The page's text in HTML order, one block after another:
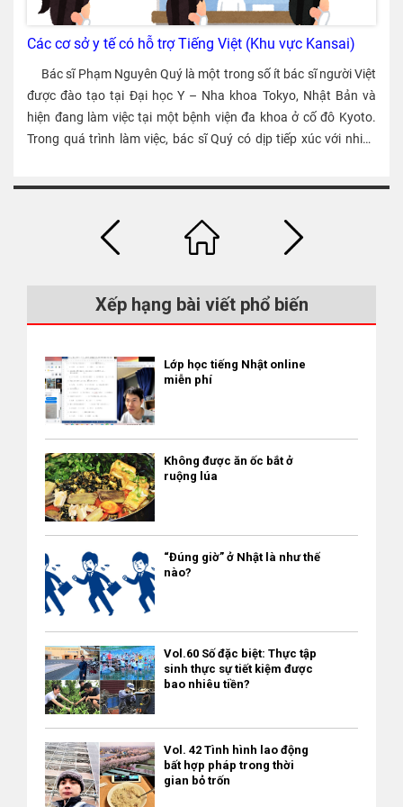
“Kokuminnenkin – bảo hiểm hưu trí” và “Kokumin kenko hoken
Ngoài ra, du học sinh thường không thể tham gia “Bảo hiểm
thất nghiệp” nên cũng không bị trừ khoản phí này. Thuế suất
trong thuế thu nhập của du học sinh sẽ thay đổi theo số năm
sống ở Nhật và mức thu nhập có được. Bạn hãy tham khảo
thông tin chi tiết trong bài viết dưới đây. [iconpress
thường không bị tính thuế thu nhập. Đó là vì Nhật Bản đã ký
hiệp định về thuế với các nước nêu trên. Thế nhưng, giữa Nhật
(thuế thị dân) Thuế cư trú (thuế thị dân) là tên gọi gộp của 2
thuế này sẽ được gộp lại và trả cho địa phương (nơi đang ở - có
phiếu dân cư) vào ngày 1 tháng 1. ・ Thuế thu nhập đóng cho
nhà nước, thuế cư trú đóng cho nơi mình sống. ・ Thuế cư trú
cũng được trừ từ lương, công ty sẽ thay người lao động nộp
thuế cho địa phương. ・ Thuế cư trú được tính từ thu nhập của
tháng 1 đến tháng 12 năm trước đó, từ tháng 6 năm đó cho tới
tháng 5 năm tiếp theo, thuế sẽ được trừ vào lương hàng tháng.
Vì vậy, đối với người nước ngoài bắt đầu làm việc ở Nhật, lương
trở đi sẽ bị trừ thuế thu nhập và thuế cư trú. ・ Nếu không có
gia đình ở Nhật và mức thu nhập của năm trước dưới
1.000.000 yên thì không cần phải đóng thuế cư trú. Thuế tiêu
dùng Thuế tiêu dùng là khoản thuế bạn phải trả khi mua một
sản phẩm hoặc nhận một dịch vụ (làm tóc, xem phim, v.v.) nào
đó. Không giống như thuế thu nhập và thuế cư trú, nó không
liên quan gì đến thu nhập. Thuế suất của thuế tiêu dùng là 10%,
bạn sẽ trả luôn khi mua sản phẩm, thanh toán dịch vụ. Tuy
uống có cồn), thuế suất là 8％. Đây gọi là “Keigen zeiritsu – 軽
減税率” Nếu bạn mua đồ ăn thức uống tại cửa hàng bánh
Hamburger, quán cà phê và ăn uống bên ngoài cửa hàng, mức
Các cơ sở y tế có hỗ trợ Tiếng Việt (Khu vực Kansai)
Bác sĩ Phạm Nguyên Quý là một trong số ít bác sĩ người Việt
được đào tạo tại Đại học Y – Nha khoa Tokyo, Nhật Bản và
hiện đang làm việc tại một bệnh viện đa khoa ở cố đô Kyoto.
Trong quá trình làm việc, bác sĩ Quý có dịp tiếp xúc với nhiều
kiếm cơ sở y tế Số người Việt Nam đang làm việc, học tập ở
Nhật Bản ngày càng tăng. Theo số liệu của Bộ Tư pháp Nhật
năm trước đó. Tuy nhiên, một bộ phận lớn người Việt không đủ
khó khăn trong việc giao tiếp khi đi khám bệnh. Đây là vấn đề
phổ biến của người nước ngoài ở Nhật dù nhiều người có bảo
hiểm y tế và trên nguyên tắc có thể đi bất cứ bệnh viện/phòng
khám nào nhưng không đi khám được vì rào cản ngôn ngữ. Tôi
đã gặp nhiều trường hợp có triệu chứng nhưng không biết đi
khám khoa nào, khám ở bệnh viện nào cho hợp lý. Một số bạn
tự tìm ra chỗ khám bệnh gần nhà nhưng gặp vấn đề về giao
tiếp nên không hiểu bác sĩ nói gì và hậu quả là lại phải tự đi
không an tâm với tư vấn hoặc điều trị. Có những bạn cần làm
Giấy chứng nhận sức khỏe để bổ sung vào hồ sơ xin việc cũng
không có ai hướng dẫn kỹ lưỡng... Một số bạn tự tìm kiếm tới
các cơ sở tầm soát…ung thư, tốn vài vạn yên với đủ xét nghiệm
nhưng rốt cuộc cũng không được cấp giấy tờ như yêu cầu.
Đáng buồn hơn, một số trường hợp có triệu chứng báo động
của một cơn suyễn hay tắc ruột… nhưng vì không đi khám sớm
dẫn đến hậu quả đáng tiếc. Lời khuyên của tôi là đừng tự
cho người quản lý công ty để tìm hướng giải quyết. Với các bạn
thực tập sinh thì có công ty tiếp nhận, hay cơ quan phái cử
chịu trách nhiệm hỗ trợ dẫn đi khám và tìm phiên dịch khi đau
Xếp hạng bài viết phổ biến
Lớp học tiếng Nhật online
miễn phí
Không được ăn ốc bắt ở
ruộng lúa
“Đúng giờ” ở Nhật là như thế
nào?
Vol.60 Số đặc biệt: Thực tập
sinh thực sự tiết kiệm được
bao nhiêu tiền?
Vol. 42 Tình hình lao động
bất hợp pháp trong thời
gian bỏ trốn